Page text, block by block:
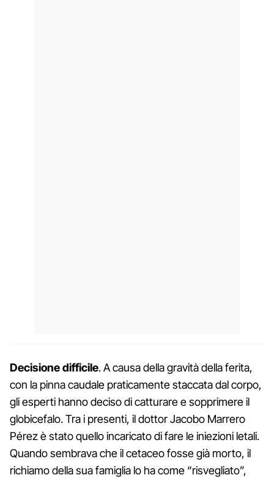
Decisione difficile. A causa della gravità della ferita,
con la pinna caudale praticamente staccata dal corpo,
gli esperti hanno deciso di catturare e sopprimere il
globicefalo. Tra i presenti, il dottor Jacobo Marrero
Pérez è stato quello incaricato di fare le iniezioni letali.
Quando sembrava che il cetaceo fosse già morto, il
richiamo della sua famiglia lo ha come “risvegliato”,